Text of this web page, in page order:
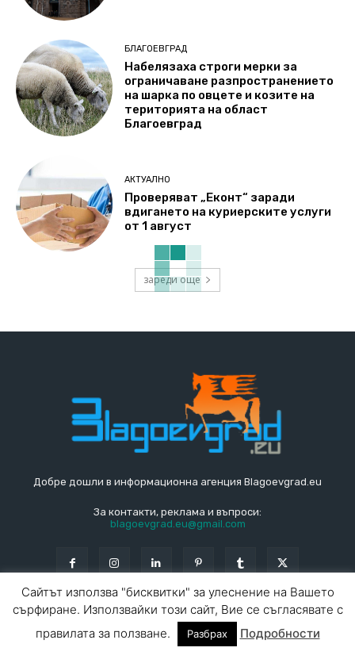
БЛАГОЕВГРАД
Набелязаха строги мерки за
ограничаване разпространението
на шарка по овцете и козите на
територията на област
Благоевград
АКТУАЛНО
Проверяват „Еконт“ заради
вдигането на куриерските услуги
от 1 август
зареди още
Добре дошли в информационна агенция Blagoevgrad.eu
За контакти, реклама и въпроси:
blagoevgrad.eu@gmail.com
© Blagoevgrad.EU 2010 - 2026 Общи условия |
СПРАВОЧНИК
Сайтът използва "бисквитки" за улеснение на Вашето
сърфиране. Използвайки този сайт, Вие се съгласявате с
правилата за ползване.
Разбрах Подробности